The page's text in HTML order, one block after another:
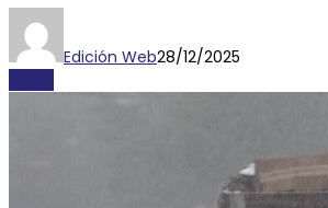
Edición Web28/12/2025